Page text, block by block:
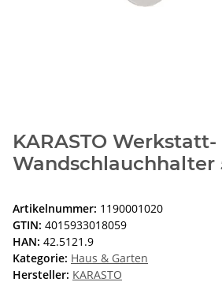
KARASTO Werkstatt-
Wandschlauchhalter
Artikelnummer: 1190001020
GTIN: 4015933018059
HAN: 42.5121.9
Kategorie: Haus & Garten
Hersteller: KARASTO